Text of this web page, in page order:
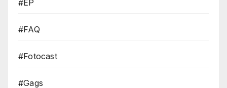
#EP
#FAQ
#Fotocast
#Gags